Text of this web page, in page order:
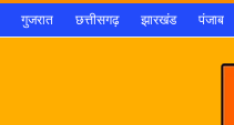
गुजरात छत्तीसगढ़ झारखंड पंजाब